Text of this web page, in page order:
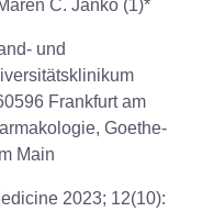
C. Janko (1)*
und
Frankfurt am
Goethe-
Main
2023; 12(10):